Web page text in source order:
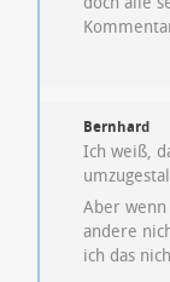
Bernhard
Ich weiß,
Aber
andere
ich das